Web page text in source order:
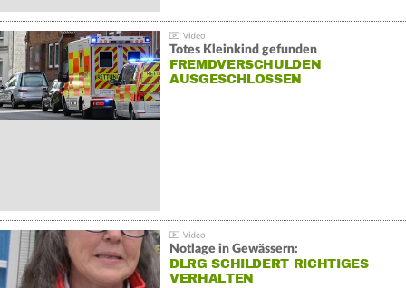
Totes Kleinkind gefunden
FREMDVERSCHULDEN
AUSGESCHLOSSEN
Notlage in Gewässern:
DLRG SCHILDERT RICHTIGES
VERHALTEN